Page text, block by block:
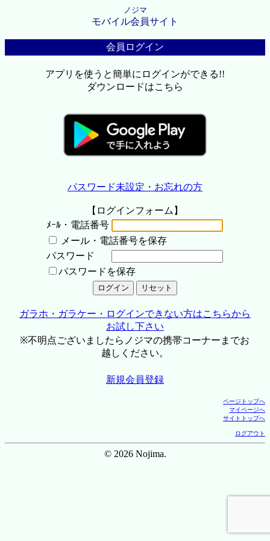
ノジマ
モバイル会員サイト
会員ログイン
アプリを使うと簡単にログインができる!!
ダウンロードはこちら
パスワード未設定・お忘れの方
【ログインフォーム】
ﾒｰﾙ・電話番号
メール・電話番号を保存
パスワード
パスワードを保存
ガラホ・ガラケー・ログインできない方はこちらから
お試し下さい
※不明点ございましたらノジマの携帯コーナーまでお
越しください。
新規会員登録
ページトップへ
マイページへ
サイトトップへ
ログアウト
© 2026 Nojima.